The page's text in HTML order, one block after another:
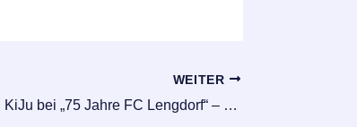
WEITER
KiJu bei „75 Jahre FC Lengdorf“ – Blaue Zungen und Zuckerwatte-Wolken